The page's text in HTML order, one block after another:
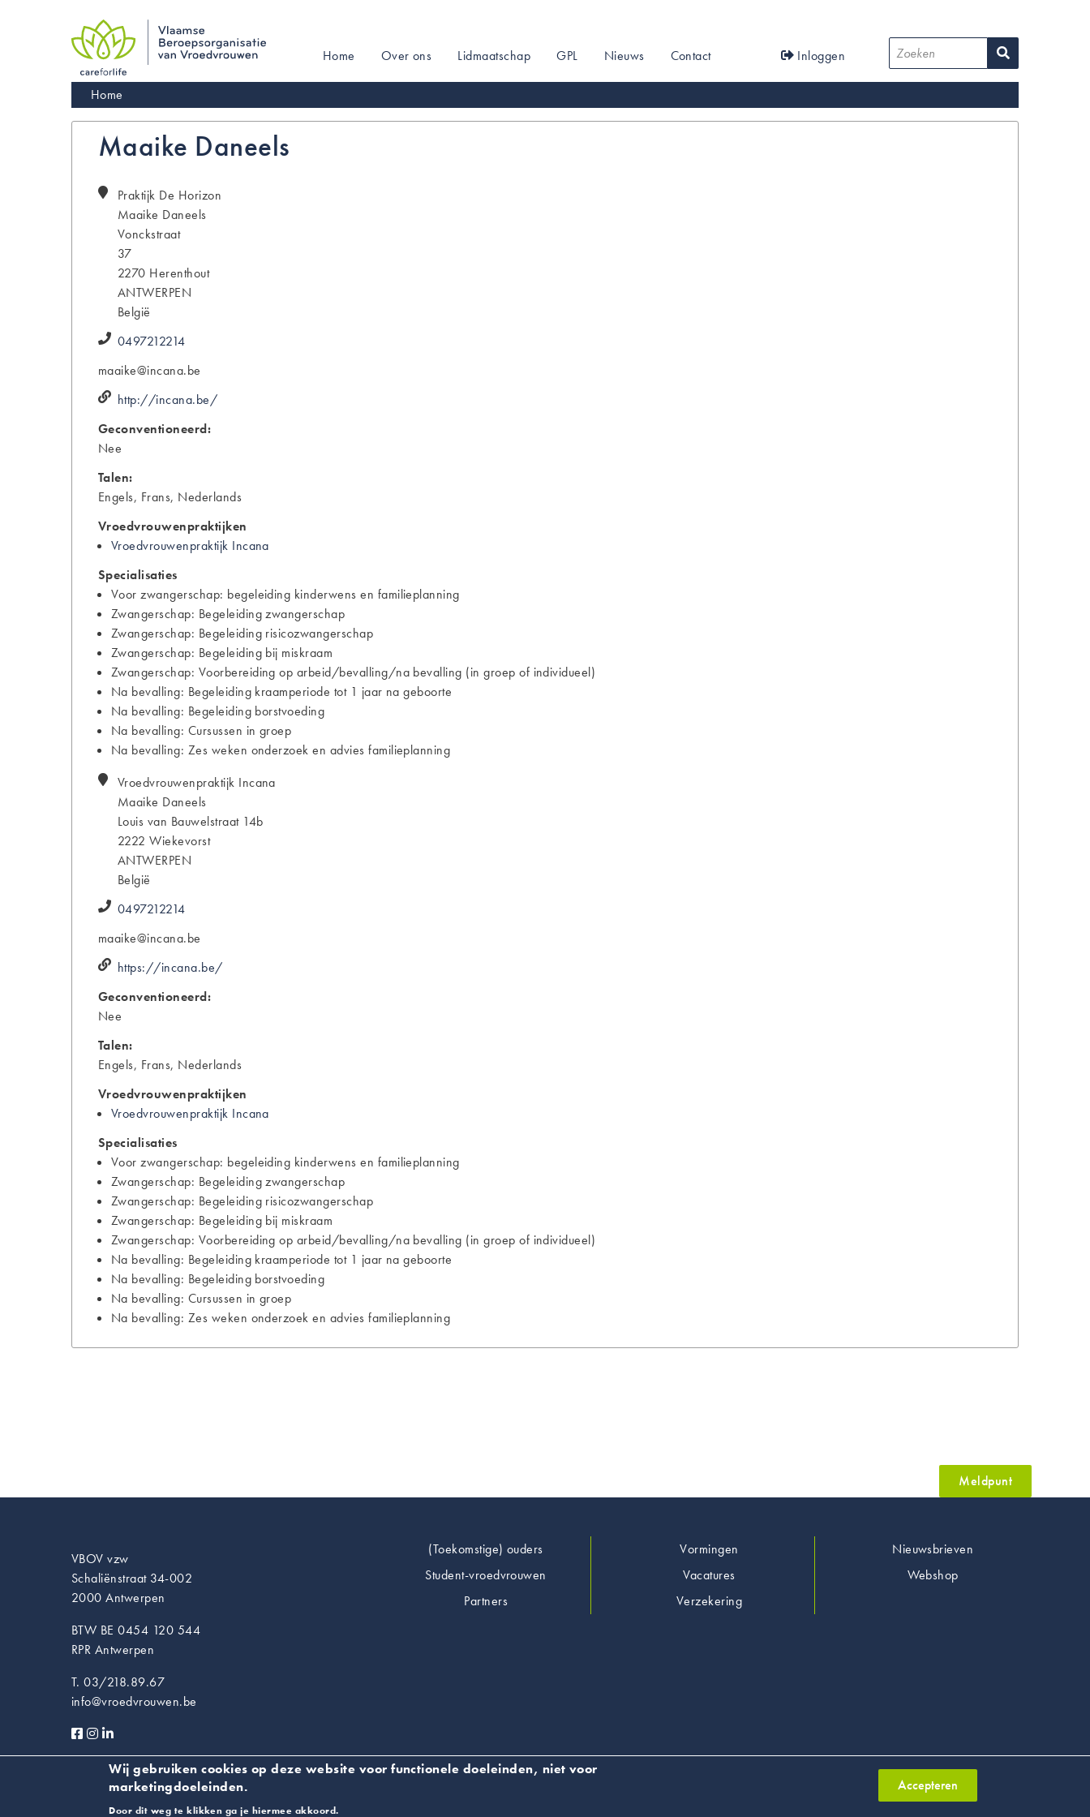
Main
navigation
Home Over ons Lidmaatschap GPL Nieuws Contact
User
account
menu
Inloggen
Kruimelpad
Home
Maaike Daneels
Praktijk De Horizon
Maaike Daneels
Vonckstraat
37
2270 Herenthout
ANTWERPEN
België
0497212214
maaike@incana.be
http://incana.be/
Geconventioneerd:
Nee
Talen:
Engels, Frans, Nederlands
Vroedvrouwenpraktijken
Vroedvrouwenpraktijk Incana
Specialisaties
Voor zwangerschap: begeleiding kinderwens en familieplanning
Zwangerschap: Begeleiding zwangerschap
Zwangerschap: Begeleiding risicozwangerschap
Zwangerschap: Begeleiding bij miskraam
Zwangerschap: Voorbereiding op arbeid/bevalling/na bevalling (in groep of individueel)
Na bevalling: Begeleiding kraamperiode tot 1 jaar na geboorte
Na bevalling: Begeleiding borstvoeding
Na bevalling: Cursussen in groep
Na bevalling: Zes weken onderzoek en advies familieplanning
Vroedvrouwenpraktijk Incana
Maaike Daneels
Louis van Bauwelstraat 14b
2222 Wiekevorst
ANTWERPEN
België
0497212214
maaike@incana.be
https://incana.be/
Geconventioneerd:
Nee
Talen:
Engels, Frans, Nederlands
Vroedvrouwenpraktijken
Vroedvrouwenpraktijk Incana
Specialisaties
Voor zwangerschap: begeleiding kinderwens en familieplanning
Zwangerschap: Begeleiding zwangerschap
Zwangerschap: Begeleiding risicozwangerschap
Zwangerschap: Begeleiding bij miskraam
Zwangerschap: Voorbereiding op arbeid/bevalling/na bevalling (in groep of individueel)
Na bevalling: Begeleiding kraamperiode tot 1 jaar na geboorte
Na bevalling: Begeleiding borstvoeding
Na bevalling: Cursussen in groep
Na bevalling: Zes weken onderzoek en advies familieplanning
Meldpunt
VBOV vzw
Schaliënstraat 34-002
2000 Antwerpen
BTW BE 0454 120 544
RPR Antwerpen
T. 03/218.89.67
info@vroedvrouwen.be
Privacyverklaring
Footer(Toekomstige) ouders
Student-vroedvrouwen
Partners
Vormingen
Vacatures
Verzekering
Nieuwsbrieven
Webshop
Wij gebruiken cookies op deze website voor functionele doeleinden, niet voor
marketingdoeleinden.
Door dit weg te klikken ga je hiermee akkoord.
Accepteren